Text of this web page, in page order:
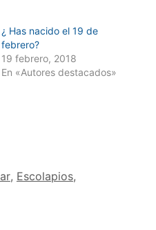
¿ Has nacido el 19 de
febrero?
19 febrero, 2018
En «Autores destacados»
, Escolapios,